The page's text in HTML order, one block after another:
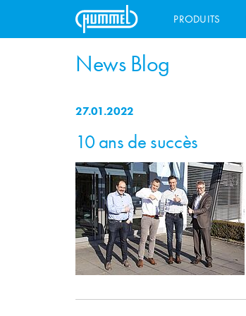
PRODUITS
News Blog
27.01.2022
10 ans de succès